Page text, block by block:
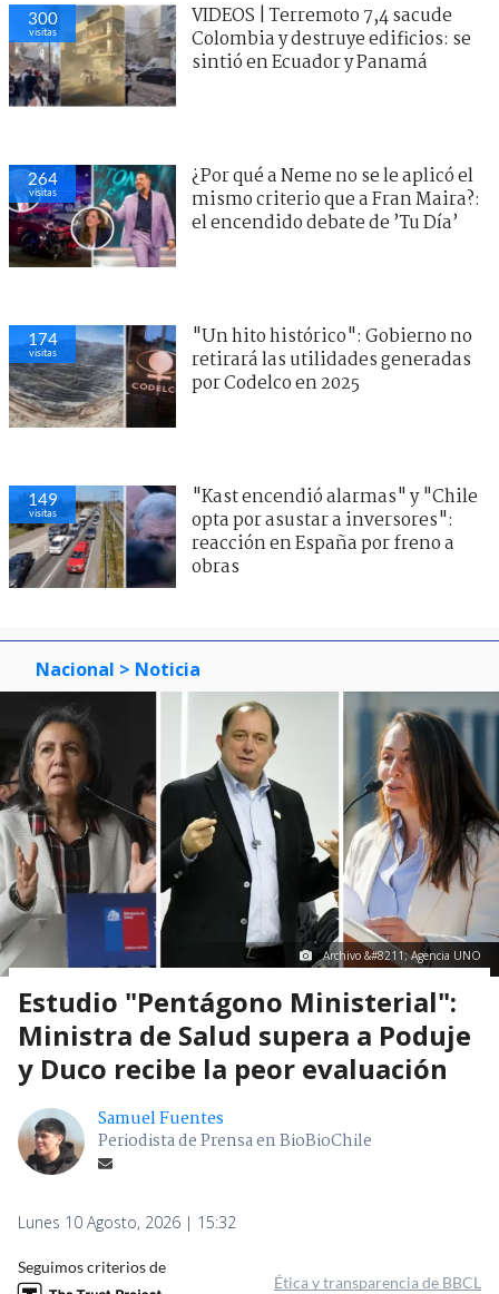
300
visitas
VIDEOS | Terremoto 7,4 sacude
Colombia y destruye edificios: se
sintió en Ecuador y Panamá
264
visitas
¿Por qué a Neme no se le aplicó el
mismo criterio que a Fran Maira?:
el encendido debate de ’Tu Día’
174
visitas
"Un hito histórico": Gobierno no
retirará las utilidades generadas
por Codelco en 2025
149
visitas
"Kast encendió alarmas" y "Chile
opta por asustar a inversores":
reacción en España por freno a
obras
Nacional > Noticia
Archivo &#8211; Agencia UNO
Estudio "Pentágono Ministerial":
Ministra de Salud supera a Poduje
y Duco recibe la peor evaluación
Samuel Fuentes
Periodista de Prensa en BioBioChile
Lunes 10 Agosto, 2026 | 15:32
Seguimos criterios de
Ética y transparencia de BBCL